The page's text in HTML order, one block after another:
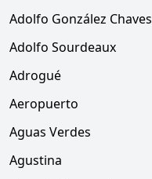
Adolfo González Chaves
Adolfo Sourdeaux
Adrogué
Aeropuerto
Aguas Verdes
Agustina